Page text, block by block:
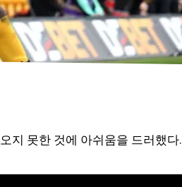
지 못한 것에 아쉬움을 드러했다.